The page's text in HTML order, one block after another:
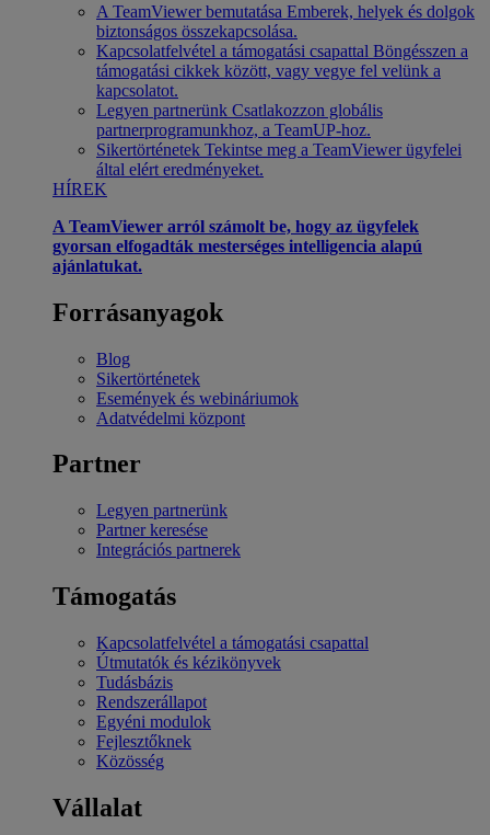
A TeamViewer bemutatása Emberek, helyek és dolgok
biztonságos összekapcsolása.
Kapcsolatfelvétel a támogatási csapattal Böngésszen a
támogatási cikkek között, vagy vegye fel velünk a
kapcsolatot.
Legyen partnerünk Csatlakozzon globális
partnerprogramunkhoz, a TeamUP-hoz.
Sikertörténetek Tekintse meg a TeamViewer ügyfelei
által elért eredményeket.
HÍREK
A TeamViewer arról számolt be, hogy az ügyfelek
gyorsan elfogadták mesterséges intelligencia alapú
ajánlatukat.
Forrásanyagok
Blog
Sikertörténetek
Események és webináriumok
Adatvédelmi központ
Partner
Legyen partnerünk
Partner keresése
Integrációs partnerek
Támogatás
Kapcsolatfelvétel a támogatási csapattal
Útmutatók és kézikönyvek
Tudásbázis
Rendszerállapot
Egyéni modulok
Fejlesztőknek
Közösség
Vállalat